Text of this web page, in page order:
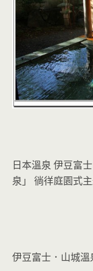
日本溫泉 伊豆富
泉」 徜徉庭園式
伊豆富士．山城溫